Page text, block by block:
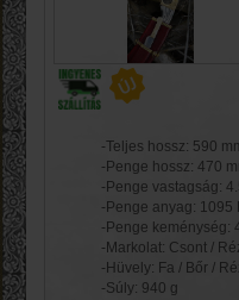
-Teljes hossz: 590
-Penge hossz: 470
-Penge vastagság:
-Penge anyag: 1095
-Penge keménység:
-Markolat: Csont /
-Hüvely: Fa / Bőr /
-Súly: 940 g